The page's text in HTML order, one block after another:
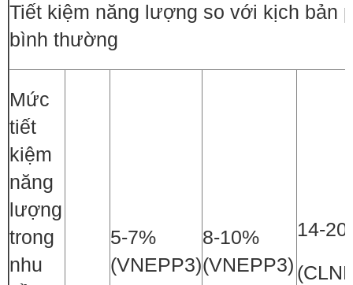
Tiết kiệm năng lượng so với kịch bản
bình thường
Mức
tiết
kiệm
năng
lượng
trong
nhu
5-7%
(VNEPP3)
8-10%
(VNEPP3)
14-